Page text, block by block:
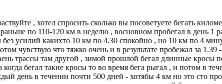
, хотел спросить сколько вы посоветуете бегать
раньше по 110-120 км в неделю , восновном пробегал в день
без усилий какихто 10 км по 4.30 спокойно , но 10 км по 4
чувствую что тяжко очень и в результате пробежал за
трассы там другой , зимой прошлой бегал длинные кросы
когда бегал такие кросы то во время бега рыгал , и потом в
день в течении почти 500 дней - хотябы 4 км но это сто